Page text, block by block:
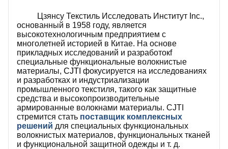
Цзянсу Текстиль Исследовать Институт Inc.,
основанный в 1958 году, является
высокотехнологичным предприятием с
многолетней историей в Китае. На основе
прикладных исследований и разработокf
специальные функциональные волокнистые
материалы, CJTI фокусируется на исследованиях
и разработках и индустриализации
промышленного текстиля, такого как защитные
средства и высокопроизводительные
армированные волокнами материалы. CJTI
стремится стать поставщик комплексных
решений для специальных функциональных
волокнистых материалов, функциональных тканей
и функциональной защитной одежды и т. д.